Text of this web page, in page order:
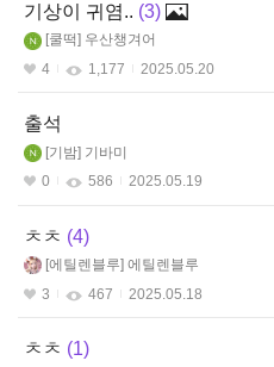
기상이 귀염.. 3
쿨떡
우산챙겨어
4
1,177 2025.05.20
출석
기밤 기바미
0
586 2025.05.19
ㅊㅊ 4
에틸렌블루 에틸렌블루
3
467 2025.05.18
ㅊㅊ 1